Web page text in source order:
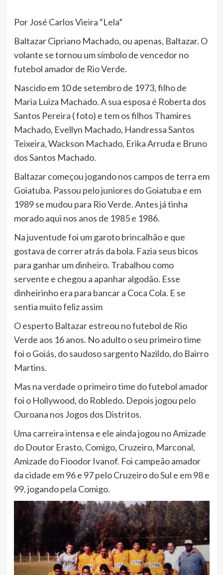
Por José Carlos Vieira “Lela”
Baltazar Cipriano Machado, ou apenas, Baltazar. O
volante se tornou um símbolo de vencedor no
futebol amador de Rio Verde.
Nascido em 10 de setembro de 1973, filho de
Maria Luiza Machado. A sua esposa é Roberta dos
Santos Pereira ( foto) e tem os filhos Thamires
Machado, Evellyn Machado, Handressa Santos
Teixeira, Wackson Machado, Erika Arruda e Bruno
dos Santos Machado.
Baltazar começou jogando nos campos de terra em
Goiatuba. Passou pelo juniores do Goiatuba e em
1989 se mudou para Rio Verde. Antes já tinha
morado aqui nos anos de 1985 e 1986.
Na juventude foi um garoto brincalhão e que
gostava de correr atrás da bola. Fazia seus bicos
para ganhar um dinheiro. Trabalhou como
servente e chegou a apanhar algodão. Esse
dinheirinho era para bancar a Coca Cola. E se
sentia muito feliz assim
O esperto Baltazar estreou no futebol de Rio
Verde aos 16 anos. No adulto o seu primeiro time
foi o Goiás, do saudoso sargento Nazildo, do Bairro
Martins.
Mas na verdade o primeiro time do futebol amador
foi o Hollywood, do Robledo. Depois jogou pelo
Ouroana nos Jogos dos Distritos.
Uma carreira intensa e ele ainda jogou no Amizade
do Doutor Erasto, Comigo, Cruzeiro, Marconal,
Amizade do Fioodor Ivanof. Foi campeão amador
da cidade em 96 e 97 pelo Cruzeiro do Sul e em 98 e
99, jogando pela Comigo.